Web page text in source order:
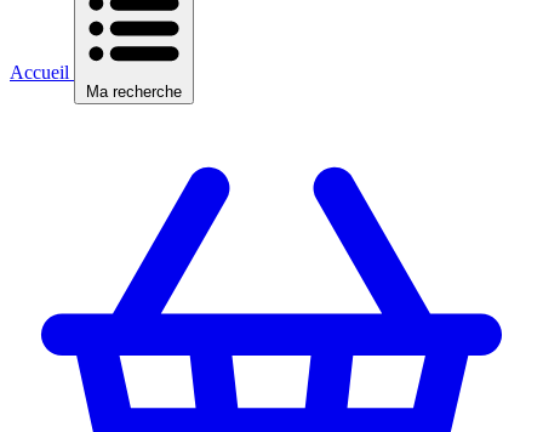
Accueil
Ma recherche